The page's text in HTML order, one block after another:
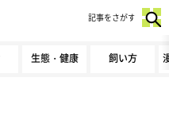
生態・健康 飼い方
記事をさがす